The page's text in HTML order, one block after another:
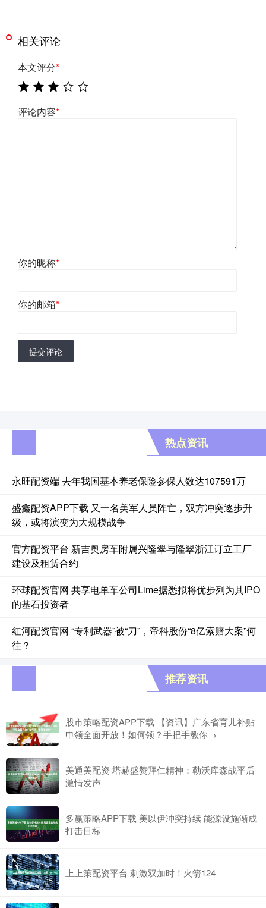
相关评论
本文评分*
评论内容*
你的昵称*
你的邮箱*
提交评论
热点资讯
永旺配资端 去年我国基本养老保险参保人数达107591万
盛鑫配资APP下载 又一名美军人员阵亡，双方冲突逐步升
级，或将演变为大规模战争
官方配资平台 新吉奥房车附属兴隆翠与隆翠浙江订立工厂
建设及租赁合约
环球配资官网 共享电单车公司Lime据悉拟将优步列为其IPO
的基石投资者
红河配资官网 “专利武器”被“刀”，帝科股份“8亿索赔大案”何
往？
推荐资讯
股市策略配资APP下载 【资讯】广东省育儿补贴
申领全面开放！如何领？手把手教你→
美通美配资 塔赫盛赞拜仁精神：勒沃库森战平后
激情发声
多赢策略APP下载 美以伊冲突持续 能源设施渐成
打击目标
上上策配资平台 刺激双加时！火箭124